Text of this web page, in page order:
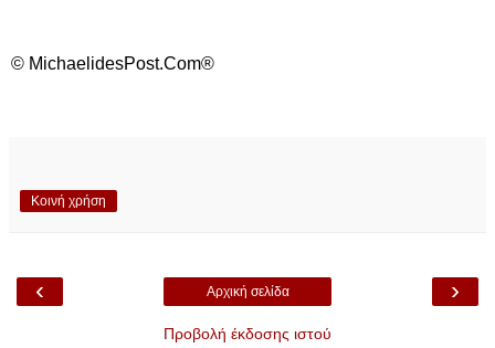
© MichaelidesPost.Com®
Κοινή χρήση
‹ ›
Αρχική σελίδα
Προβολή έκδοσης ιστού